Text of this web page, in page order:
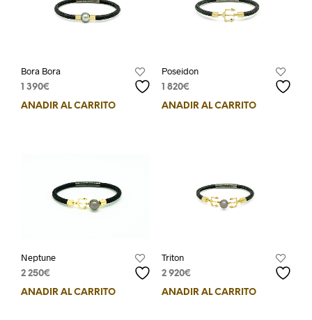
Bora Bora
1 390€
AÑADIR AL CARRITO
Poseidon
1 820€
AÑADIR AL CARRITO
Neptune
2 250€
AÑADIR AL CARRITO
Triton
2 920€
AÑADIR AL CARRITO